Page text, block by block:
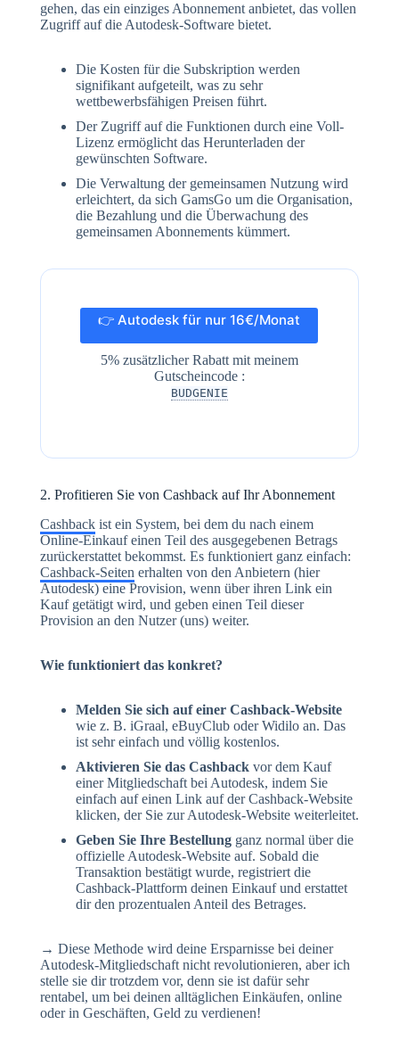
gehen, das ein einziges Abonnement anbietet, das vollen
Zugriff auf die Autodesk-Software bietet.
Die Kosten für die Subskription werden
signifikant aufgeteilt, was zu sehr
wettbewerbsfähigen Preisen führt.
Der Zugriff auf die Funktionen durch eine Voll-
Lizenz ermöglicht das Herunterladen der
gewünschten Software.
Die Verwaltung der gemeinsamen Nutzung wird
erleichtert, da sich GamsGo um die Organisation,
die Bezahlung und die Überwachung des
gemeinsamen Abonnements kümmert.
👉 Autodesk für nur 16€/Monat
5% zusätzlicher Rabatt mit meinem
Gutscheincode :
BUDGENIE
2. Profitieren Sie von Cashback auf Ihr Abonnement
Cashbackist ein System, bei dem du nach einem
Online-Einkauf einen Teil des ausgegebenen Betrags
zurückerstattet bekommst. Es funktioniert ganz einfach:
Cashback-Seiten erhalten von den Anbietern (hier
Autodesk) eine Provision, wenn über ihren Link ein
Kauf getätigt wird, und geben einen Teil dieser
Provision an den Nutzer (uns) weiter.
Wie funktioniert das konkret?
Melden Sie sich auf einer Cashback-Website
wie z. B. iGraal, eBuyClub oder Widilo an. Das
ist sehr einfach und völlig kostenlos.
Aktivieren Sie das Cashbackvor dem Kauf
einer Mitgliedschaft bei Autodesk, indem Sie
einfach auf einen Link auf der Cashback-Website
klicken, der Sie zur Autodesk-Website weiterleitet.
Geben Sie Ihre Bestellungganz normal über die
offizielle Autodesk-Website auf. Sobald die
Transaktion bestätigt wurde, registriert die
Cashback-Plattform deinen Einkauf und erstattet
dir den prozentualen Anteil des Betrages.
→ Diese Methode wird deine Ersparnisse bei deiner
Autodesk-Mitgliedschaft nicht revolutionieren, aber ich
stelle sie dir trotzdem vor, denn sie ist dafür sehr
rentabel, um bei deinen alltäglichen Einkäufen, online
oder in Geschäften, Geld zu verdienen!